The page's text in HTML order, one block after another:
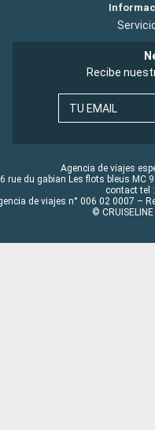
Recibe
TU EMAIL
Agencia de viajes
rue du gabian Les flots bleus MC
contact tel
de viajes n° 006 02 0007 –
©